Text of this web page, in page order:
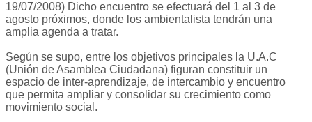
19/07/2008) Dicho encuentro se efectuará del 1 al 3 de
agosto próximos, donde los ambientalista tendrán una
amplia agenda a tratar.
Según se supo, entre los objetivos principales la U.A.C
(Unión de Asamblea Ciudadana) figuran constituir un
espacio de inter-aprendizaje, de intercambio y encuentro
que permita ampliar y consolidar su crecimiento como
movimiento social.